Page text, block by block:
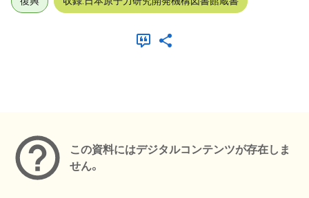
この資料にはデジタルコンテンツが存在しま
せん。